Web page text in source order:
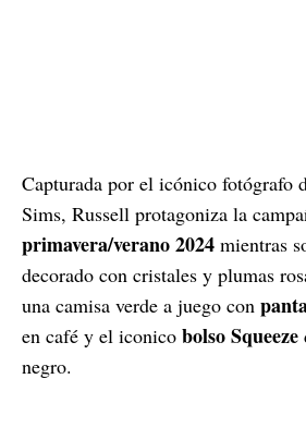
Capturada por el icónico fotógrafo
Sims, Russell protagoniza la
primavera/verano 2024 mientras
decorado con cristales y plumas
una camisa verde a juego con
en café y el iconico bolso Squeeze
negro.